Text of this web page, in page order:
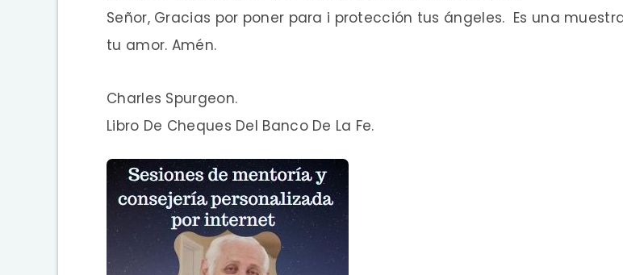
Señor, Gracias por poner para i protección tus ángeles. Es una
tu amor. Amén.
Charles Spurgeon.
Libro De Cheques Del Banco De La Fe.